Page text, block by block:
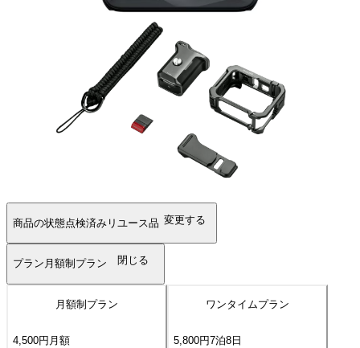
商品の状態点検済みリユース品 変更する
プラン 月額制プラン 閉じる
月額制プラン
4,500円 月額
ワンタイムプラン
5,800円7泊8日